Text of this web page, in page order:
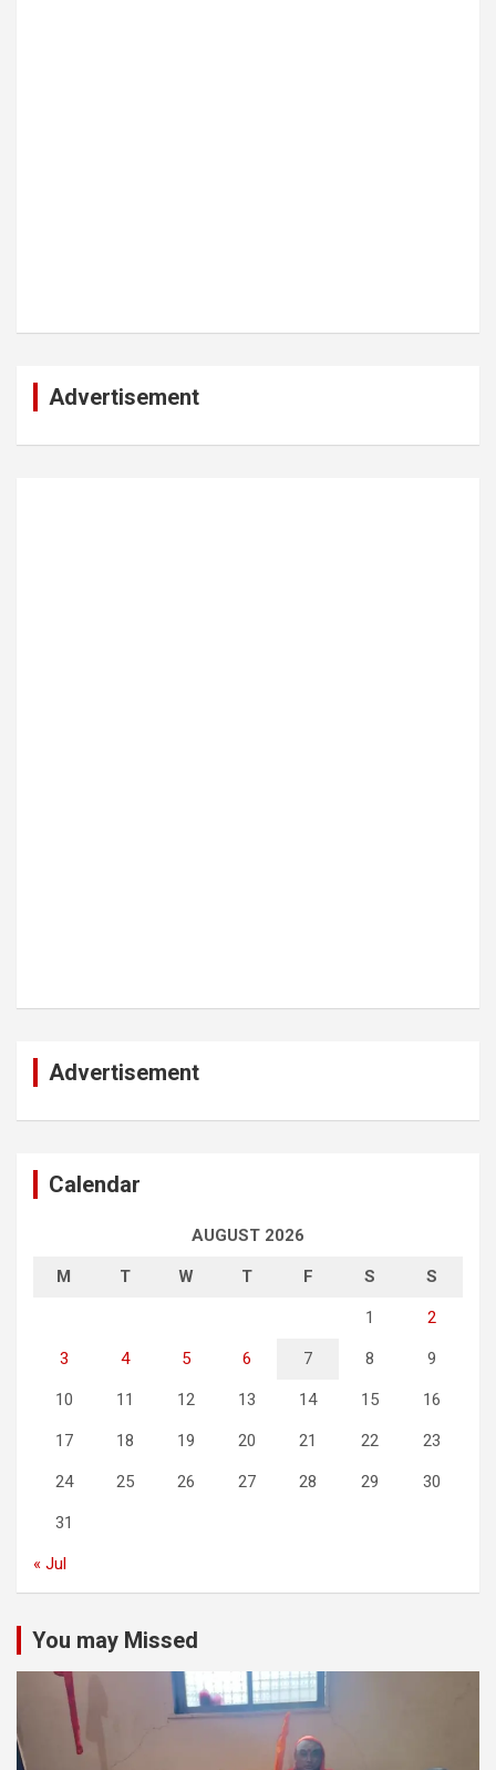
Advertisement
Advertisement
Calendar
AUGUST 2026
M T W T F S S
1 2
3 4 5 6 7 8 9
10 11 12 13 14 15 16
17 18 19 20 21 22 23
24 25 26 27 28 29 30
31
« Jul
You may Missed